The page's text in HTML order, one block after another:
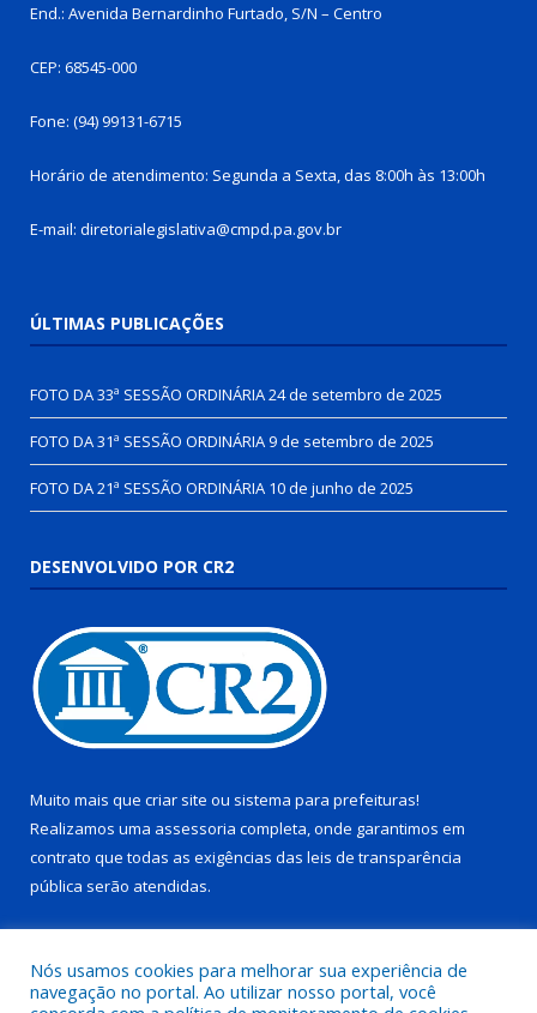
End.: Avenida Bernardinho Furtado, S/N – Centro
CEP: 68545-000
Fone: (94) 99131-6715
Horário de atendimento: Segunda a Sexta, das 8:00h às 13:00h
E-mail: diretorialegislativa@cmpd.pa.gov.br
ÚLTIMAS PUBLICAÇÕES
FOTO DA 33ª SESSÃO ORDINÁRIA24 de setembro de 2025
FOTO DA 31ª SESSÃO ORDINÁRIA9 de setembro de 2025
FOTO DA 21ª SESSÃO ORDINÁRIA 10 de junho de 2025
DESENVOLVIDO POR CR2
Muito mais que criar site ou sistema para prefeituras!
Realizamos uma assessoria completa, onde garantimos em
contrato que todas as exigências das leis de transparência
pública serão atendidas.
Nós usamos cookies para melhorar sua experiência de
navegação no portal. Ao utilizar nosso portal, você